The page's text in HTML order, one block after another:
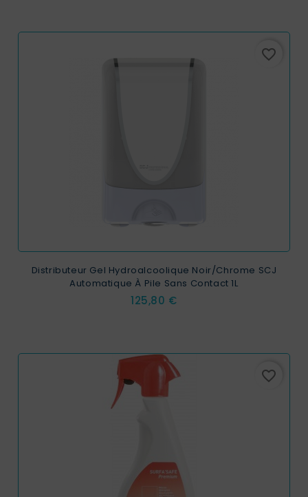
favorite_border
Distributeur Gel Hydroalcoolique Noir/Chrome SCJ
Automatique À Pile Sans Contact 1L
Prix
125,80 €
favorite_border